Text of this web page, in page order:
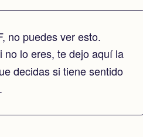
no puedes ver esto.
lo eres, te dejo aquí la
decidas si tiene sentido